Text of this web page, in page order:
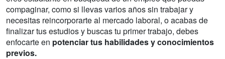
compaginar, como si llevas varios años sin trabajar y
necesitas reincorporarte al mercado laboral, o acabas de
finalizar tus estudios y buscas tu primer trabajo, debes
enfocarte en potenciar tus habilidades y conocimientos
previos.